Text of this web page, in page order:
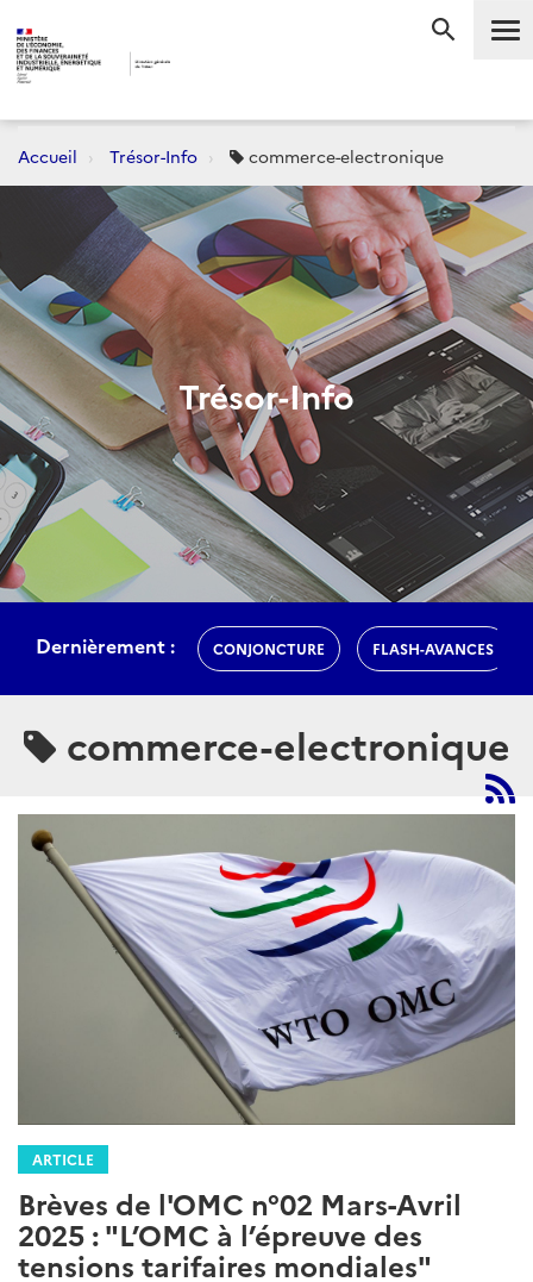
Accueil Trésor-Info commerce-electronique
Trésor-Info
Dernièrement : CONJONCTURE FLASH-AVANCES
commerce-electronique
ARTICLE
Brèves de l'OMC n°02 Mars-Avril
2025 : "L’OMC à l’épreuve des
tensions tarifaires mondiales"